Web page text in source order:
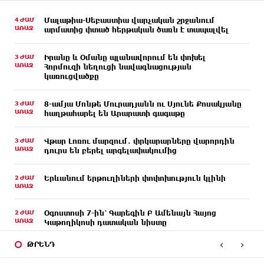
4 ԺԱՄ
ԱՌԱՋ
Մալաթիա-Սեբաստիա վարչական շրջանում
արմատից փտած հերթական ծառն է տապալվել
3 ԺԱՄ
ԱՌԱՋ
Իրանը և Օմանը պլանավորում են փոխել
Հորմուզի նեղուցի նավագնացության
կառուցվածքը
3 ԺԱՄ
ԱՌԱՋ
8-ամյա Մոնթե Մուրադյանն ու Սյունե Քոսակյանը
հաղթահարել են Արարատի գագաթը
3 ԺԱՄ
ԱՌԱՋ
Վթար Լոռու մարզում․ փրկարարները վարորդին
դուրս են բերել արգելափակումից
2 ԺԱՄ
ԱՌԱՋ
Երևանում երթուղիների փոփոխություն կլինի
2 ԺԱՄ
ԱՌԱՋ
Օգոստոսի 7-ին՝ Գարեգին Բ Ամենայն Հայոց
Կաթողիկոսի դատական նիստը
2 ԺԱՄ
ԱՌԱՋ
ՆԳՆ-ն՝ աղբակույտի տակ մնացած քաղաքացու
մահվան մասին
ԹՐԵՆԴ ‹ ›